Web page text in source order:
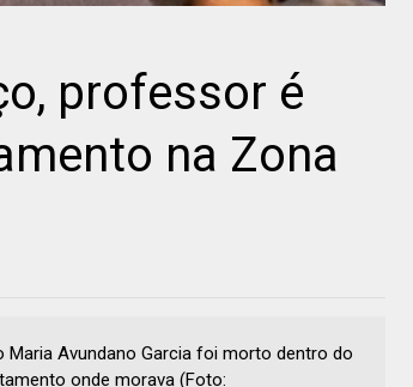
professor é
na Zona
Maria Avundano Garcia foi morto dentro do
onde morava (Foto: